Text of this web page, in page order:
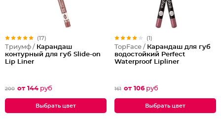
(17)
Триумф / Карандаш
контурный для губ Slide-on
Lip Liner
200 от 144 руб
Выбрать цвет
(1)
TopFace / Карандаш для губ
водостойкий Perfect
Waterproof Lipliner
161 от 106 руб
Выбрать цвет